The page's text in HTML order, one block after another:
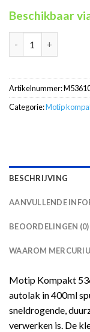
Beschikbaar
Motip Kompakt
Artikelnummer:
Categorie:Motip
BESCHRIJVING
AANVULLENDE
BEOORDELINGEN (0)
WAAROM
Motip Kompakt
autolak in 400ml
sneldrogende,
verwerken is. De